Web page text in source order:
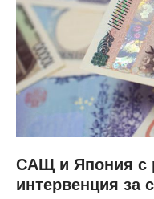
САЩ и Япония с
интервенция за